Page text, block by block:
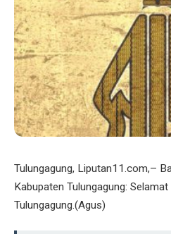
Tulungagung, Liputan11.com,–
Kabupaten Tulungagung:
Tulungagung.(Agus)